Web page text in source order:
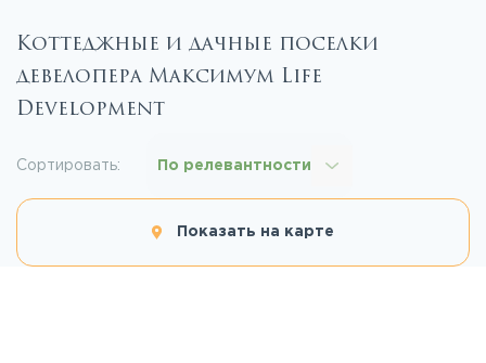
Коттеджные и дачные поселки
девелопера Максимум Life
Development
Показать на карте
Сортировать: По релевантности